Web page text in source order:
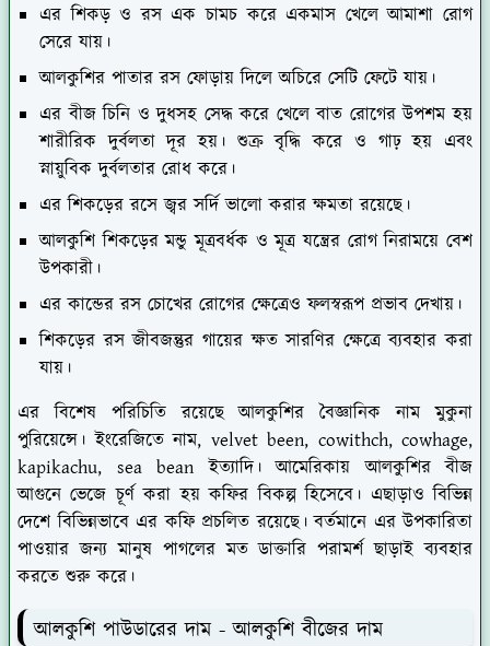
এর শিকড় ও রস এক চামচ করে একমাস খেলে আমাশা রোগ
সেরে যায়।
আলকুশির পাতার রস ফোড়ায় দিলে অচিরে সেটি ফেটে যায়।
এর বীজ চিনি ও দুধসহ সেদ্ধ করে খেলে বাত রোগের উপশম হয়
শারীরিক দুর্বলতা দূর হয়। শুক্র বৃদ্ধি করে ও গাঢ় হয় এবং
স্নায়ুবিক দুর্বলতার রোধ করে।
এর শিকড়ের রসে জ্বর সর্দি ভালো করার ক্ষমতা রয়েছে।
আলকুশি শিকড়ের মন্ডু মূত্রবর্ধক ও মূত্র যন্ত্রের রোগ নিরাময়ে বেশ
উপকারী।
এর কান্ডের রস চোখের রোগের ক্ষেত্রেও ফলস্বরূপ প্রভাব দেখায়।
শিকড়ের রস জীবজন্তুর গায়ের ক্ষত সারণির ক্ষেত্রে ব্যবহার করা
যায়।
এর বিশেষ পরিচিতি রয়েছে আলকুশির বৈজ্ঞানিক নাম মুকুনা
পুরিয়েন্সে। ইংরেজিতে নাম, velvet been, cowithch, cowhage,
kapikachu, sea bean ইত্যাদি। আমেরিকায় আলকুশির বীজ
আগুনে ভেজে চূর্ণ করা হয় কফির বিকল্প হিসেবে। এছাড়াও বিভিন্ন
দেশে বিভিন্নভাবে এর কফি প্রচলিত রয়েছে। বর্তমানে এর উপকারিতা
পাওয়ার জন্য মানুষ পাগলের মত ডাক্তারি পরামর্শ ছাড়াই ব্যবহার
করতে শুরু করে।
আলকুশি পাউডারের দাম - আলকুশি বীজের দাম